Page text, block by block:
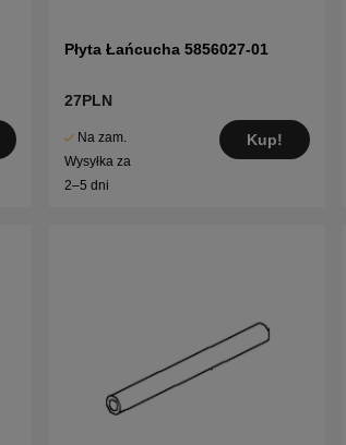
Płyta Łańcucha 5856027-01
27PLN
Na zam.
Wysyłka za
2–5 dni
Kup!